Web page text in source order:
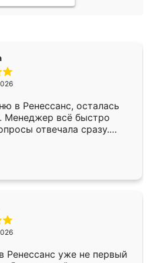
в Ренессанс, осталась
Менеджер всё быстро
отвечала сразу.
в субботу, подошёл к
Собрали
аккуратно, даже
Ренессанс уже не первый